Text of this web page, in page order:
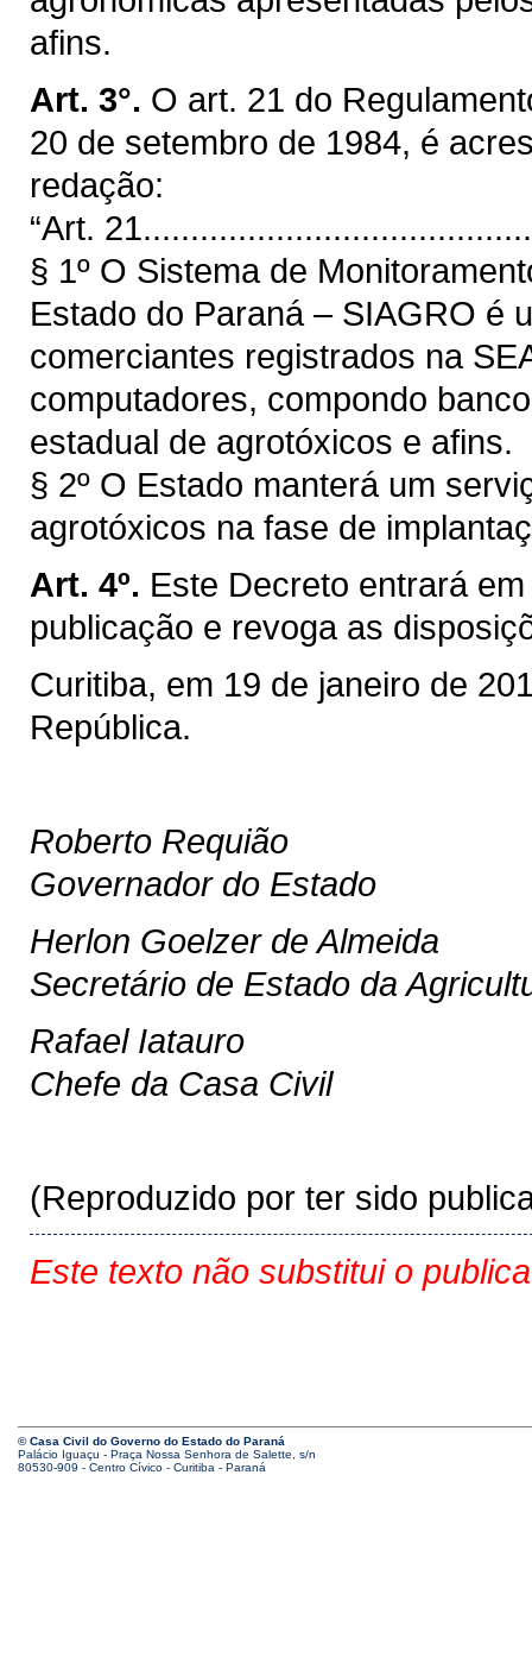
afins.
Art. 3°. O art. 21 do
20 de setembro de 1984, é
redação:
“Art.
§ 1º O Sistema de
Estado do Paraná – SIAGRO é
comerciantes registrados na
computadores, compondo
estadual de agrotóxicos e afins.
§ 2º O Estado manterá um
agrotóxicos na fase de
Art. 4º. Este Decreto entrará
publicação e revoga as
Curitiba, em 19 de janeiro de
República.
Roberto Requião
Governador do Estado
Herlon Goelzer de Almeida
Secretário de Estado da
Rafael Iatauro
Chefe da Casa Civil
(Reproduzido por ter sido
Este texto não substitui o
© Casa Civil do Governo do Estado do Paraná
Palácio Iguaçu - Praça Nossa Senhora de Salette, s/n
80530-909 - Centro Cívico - Curitiba - Paraná